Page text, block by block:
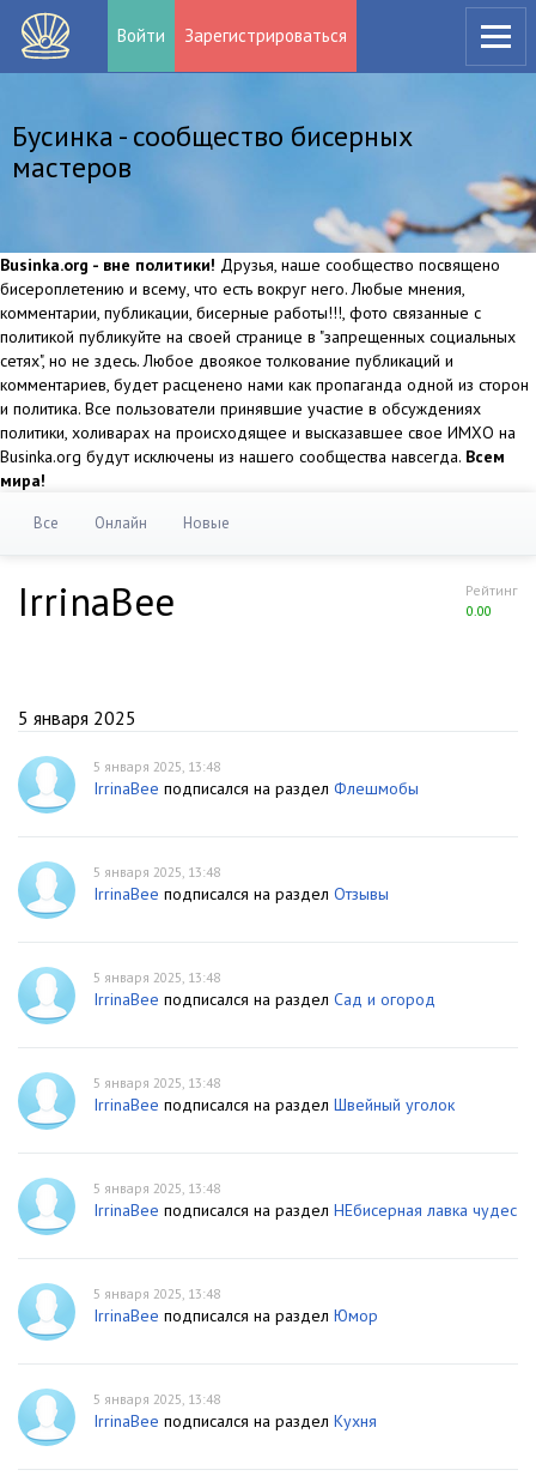
Войти Зарегистрироваться
Бусинка - сообщество бисерных
мастеров
Businka.org - вне политики! Друзья, наше сообщество посвящено
бисероплетению и всему, что есть вокруг него. Любые мнения,
комментарии, публикации, бисерные работы!!!, фото связанные с
политикой публикуйте на своей странице в "запрещенных социальных
сетях", но не здесь. Любое двоякое толкование публикаций и
комментариев, будет расценено нами как пропаганда одной из сторон
и политика. Все пользователи принявшие участие в обсуждениях
политики, холиварах на происходящее и высказавшее свое ИМХО на
Businka.org будут исключены из нашего сообщества навсегда. Всем
мира!
Все Онлайн Новые
Рейтинг
0.00
IrrinaBee
5 января 2025
5 января 2025, 13:48
IrrinaBee подписался на раздел Флешмобы
5 января 2025, 13:48
IrrinaBee подписался на раздел Отзывы
5 января 2025, 13:48
IrrinaBee подписался на раздел Сад и огород
5 января 2025, 13:48
IrrinaBee подписался на раздел Швейный уголок
5 января 2025, 13:48
IrrinaBee подписался на раздел НЕбисерная лавка чудес
5 января 2025, 13:48
IrrinaBee подписался на раздел Юмор
5 января 2025, 13:48
IrrinaBee подписался на раздел Кухня